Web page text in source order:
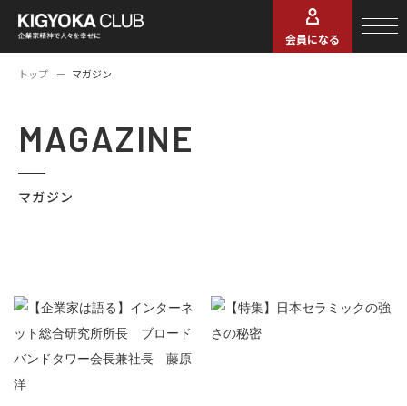
会員になる
トップ マガジン
MAGAZINE
マガジン